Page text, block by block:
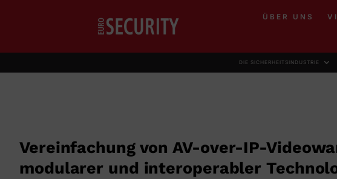
ÜBER UNS
DIE SICHERHEITSINDUSTRIE
Vereinfachung von AV-over-IP-
modularer und interoperabler